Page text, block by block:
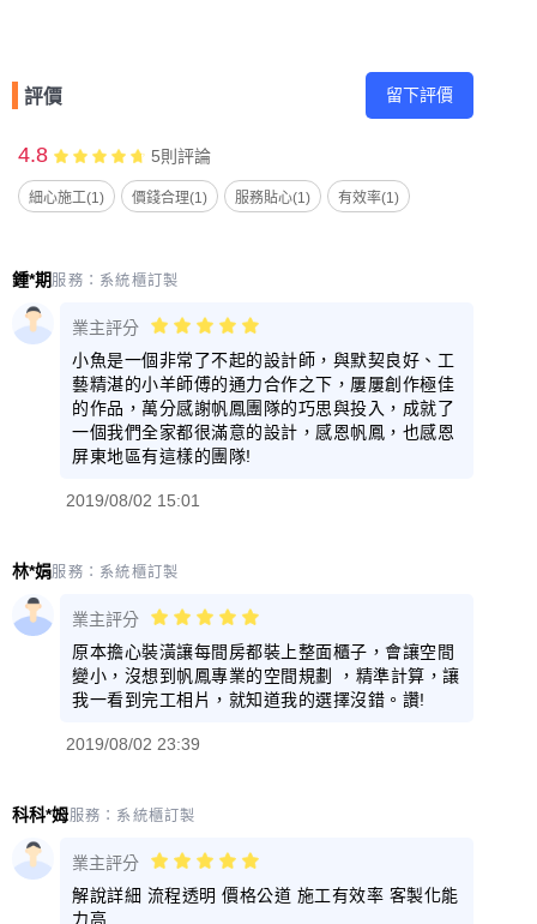
評價 留下評價
4.8 5則評論
細心施工(1) 價錢合理(1) 服務貼心(1) 有效率(1)
鍾*期服務： 系統櫃訂製
業主評分
小魚是一個非常了不起的設計師，與默契良好、工
藝精湛的小羊師傅的通力合作之下，屢屢創作極佳
的作品，萬分感謝帆鳳團隊的巧思與投入，成就了
一個我們全家都很滿意的設計，感恩帆鳳，也感恩
屏東地區有這樣的團隊!
2019/08/02 15:01
林*娟服務： 系統櫃訂製
業主評分
原本擔心裝潢讓每間房都裝上整面櫃子，會讓空間
變小，沒想到帆鳳專業的空間規劃 ，精準計算，讓
我一看到完工相片，就知道我的選擇沒錯。讚!
2019/08/02 23:39
科科*姆服務： 系統櫃訂製
業主評分
解說詳細 流程透明 價格公道 施工有效率 客製化能
力高